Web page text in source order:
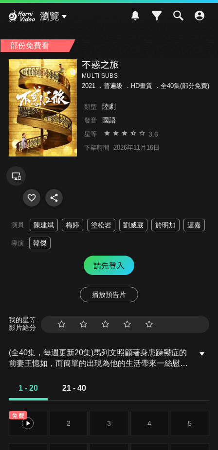
瀏覽
部份免費看
不惑之旅
MULTI SUBS
2021 ． 普遍級 ．HD畫質 ．全40集(部分免費)
類型 陸劇
發音 國語
星等 3.6
下架時間 2026年11月16日
演員 陳建斌 梅婷 塗松岩 劉威葳 於明加 遲嘉
導演 韓傑
請先登入
播放預告片
我的星等
影片給分
(全40集，每週更新20集)馬列文照顧著身患躁鬱症的
前妻王憶如，而簡單的出現為他的生活帶來一絲慰
馮春生結婚卻慘遭背叛。簡單在馬列文的提點下勇敢
任、愛情以及岌岌可危的事業，馬列文該如何抉擇？
1 - 20 21 - 40
免費
1 2 3 4 5